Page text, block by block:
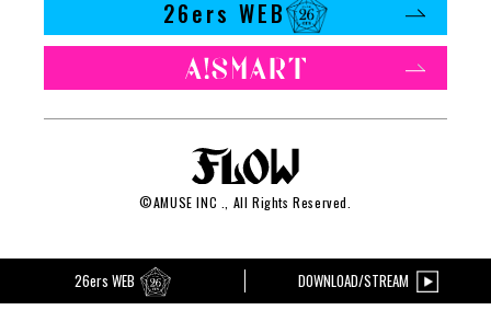
26ers WEB
©AMUSE INC ., All Rights Reserved.
26ers WEB DOWNLOAD/STREAM